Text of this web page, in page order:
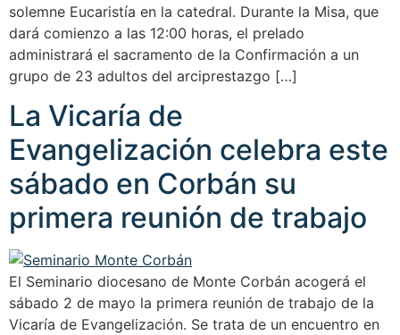
solemne Eucaristía en la catedral. Durante la Misa, que
dará comienzo a las 12:00 horas, el prelado
administrará el sacramento de la Confirmación a un
grupo de 23 adultos del arciprestazgo […]
La Vicaría de
Evangelización celebra este
sábado en Corbán su
primera reunión de trabajo
El Seminario diocesano de Monte Corbán acogerá el
sábado 2 de mayo la primera reunión de trabajo de la
Vicaría de Evangelización. Se trata de un encuentro en